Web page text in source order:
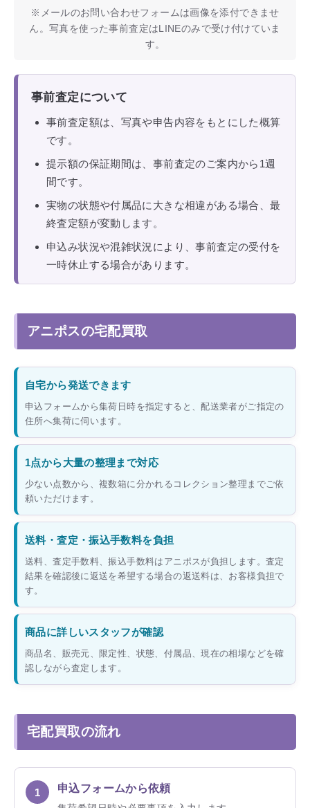
※メールのお問い合わせフォームは画像を添付できませ
ん。写真を使った事前査定はLINEのみで受け付けていま
す。
事前査定について
事前査定額は、写真や申告内容をもとにした概算
です。
提示額の保証期間は、事前査定のご案内から1週
間です。
実物の状態や付属品に大きな相違がある場合、最
終査定額が変動します。
申込み状況や混雑状況により、事前査定の受付を
一時休止する場合があります。
アニポスの宅配買取
自宅から発送できます
申込フォームから集荷日時を指定すると、配送業者がご指定の
住所へ集荷に伺います。
1点から大量の整理まで対応
少ない点数から、複数箱に分かれるコレクション整理までご依
頼いただけます。
送料・査定・振込手数料を負担
送料、査定手数料、振込手数料はアニポスが負担します。査定
結果を確認後に返送を希望する場合の返送料は、お客様負担で
す。
商品に詳しいスタッフが確認
商品名、販売元、限定性、状態、付属品、現在の相場などを確
認しながら査定します。
宅配買取の流れ
申込フォームから依頼